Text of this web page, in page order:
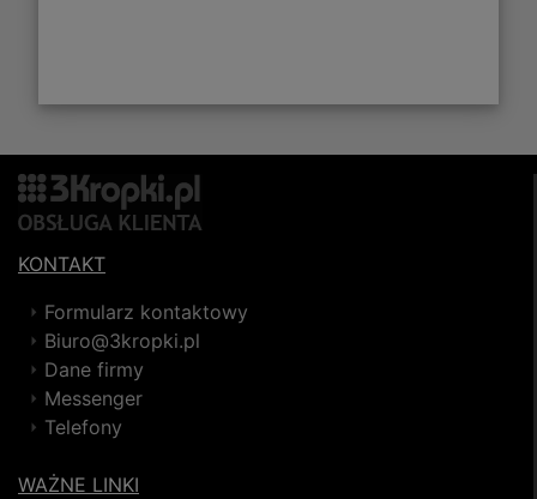
KONTAKT
Formularz kontaktowy
Biuro@3kropki.pl
Dane firmy
Messenger
Telefony
WAŻNE LINKI